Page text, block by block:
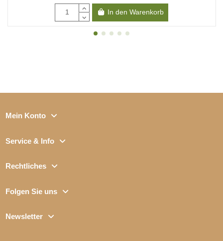
In den Warenkorb
Mein Konto
Service & Info
Rechtliches
Folgen Sie uns
Newsletter